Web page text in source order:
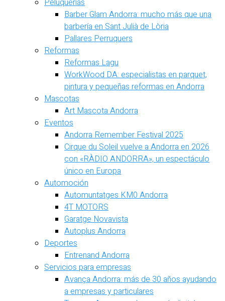
Peluquerías
Barber Glam Andorra: mucho más que una
barbería en Sant Julià de Lòria
Pallares Perruquers
Reformas
Reformas Lagu
WorkWood DA: especialistas en parquet,
pintura y pequeñas reformas en Andorra
Mascotas
Art Mascota Andorra
Eventos
Andorra Remember Festival 2025
Cirque du Soleil vuelve a Andorra en 2026
con «RÀDIO ANDORRA», un espectáculo
único en Europa
Automoción
Automuntatges KM0 Andorra
4T MOTORS
Garatge Novavista
Autoplus Andorra
Deportes
Entrenand Andorra
Servicios para empresas
Avança Andorra: más de 30 años ayudando
a empresas y particulares